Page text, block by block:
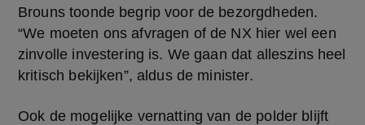
Brouns toonde begrip voor de bezorgdheden.
“We moeten ons afvragen of de NX hier wel een
zinvolle investering is. We gaan dat alleszins heel
kritisch bekijken”, aldus de minister.
Ook de mogelijke vernatting van de polder blijft